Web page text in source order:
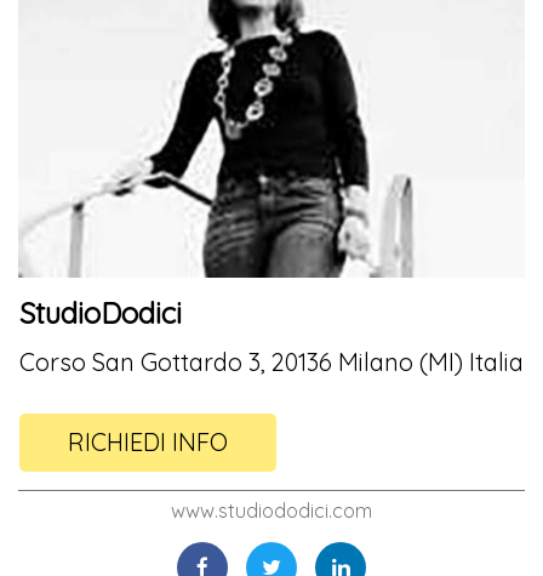
StudioDodici
Corso San Gottardo 3, 20136 Milano (MI) Italia
RICHIEDI INFO
www.studiododici.com